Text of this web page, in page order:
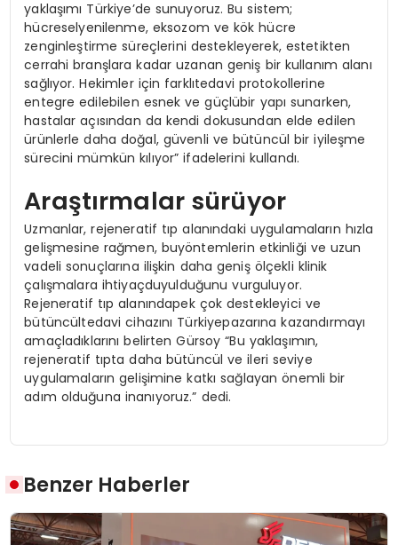
yaklaşımı Türkiye’de sunuyoruz. Bu sistem;
hücreselyenilenme, eksozom ve kök hücre
zenginleştirme süreçlerini destekleyerek, estetikten
cerrahi branşlara kadar uzanan geniş bir kullanım alanı
sağlıyor. Hekimler için farklıtedavi protokollerine
entegre edilebilen esnek ve güçlübir yapı sunarken,
hastalar açısından da kendi dokusundan elde edilen
ürünlerle daha doğal, güvenli ve bütüncül bir iyileşme
sürecini mümkün kılıyor” ifadelerini kullandı.
Araştırmalar sürüyor
Uzmanlar, rejeneratif tıp alanındaki uygulamaların hızla
gelişmesine rağmen, buyöntemlerin etkinliği ve uzun
vadeli sonuçlarına ilişkin daha geniş ölçekli klinik
çalışmalara ihtiyaçduyulduğunu vurguluyor.
Rejeneratif tıp alanındapek çok destekleyici ve
bütüncültedavi cihazını Türkiyepazarına kazandırmayı
amaçladıklarını belirten Gürsoy “Bu yaklaşımın,
rejeneratif tıpta daha bütüncül ve ileri seviye
uygulamaların gelişimine katkı sağlayan önemli bir
adım olduğuna inanıyoruz.” dedi.
Benzer Haberler